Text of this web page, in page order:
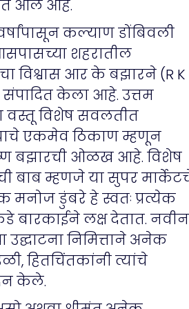
आले आहे.
कल्याण डोंबिवली
शहरातील
विश्वास आर के बझारने (R K
संपादित केला आहे. उत्तम
वस्तू विशेष सवलतीत
एकमेव ठिकाण म्हणून
बझारची ओळख आहे. विशेष
बाब म्हणजे या सुपर
मनोज डुंबरे हे स्वतः प्रत्येक
बारकाईने लक्ष देतात. नवीन
उद्घाटना निमित्ताने अनेक
हितचिंतकांनी त्यांचे
केले.